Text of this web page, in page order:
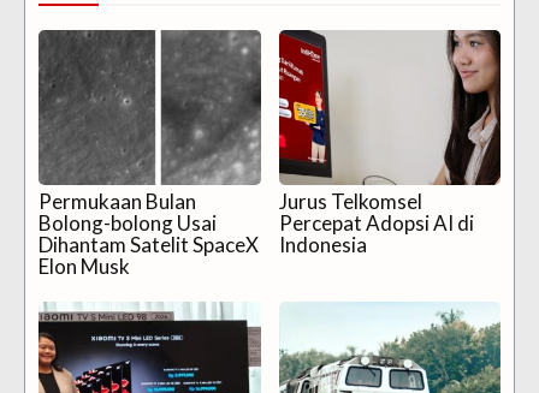
Permukaan Bulan
Bolong-bolong Usai
Dihantam Satelit SpaceX
Elon Musk
Jurus Telkomsel
Percepat Adopsi AI di
Indonesia